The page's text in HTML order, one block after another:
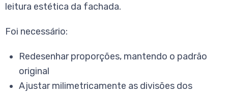
leitura estética da fachada.
Foi necessário:
Redesenhar proporções, mantendo o padrão
original
Ajustar milimetricamente as divisões dos